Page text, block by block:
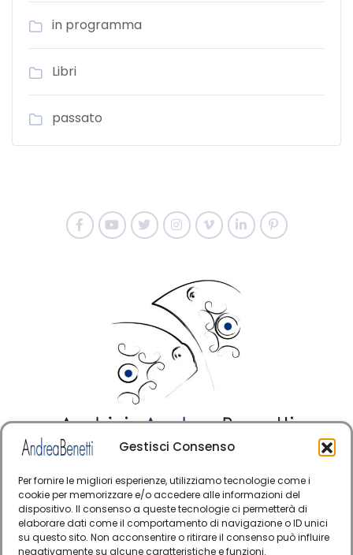
Gestisci Consenso
Per fornire le migliori esperienze, utilizziamo tecnologie come i
cookie per memorizzare e/o accedere alle informazioni del
dispositivo. Il consenso a queste tecnologie ci permetterà di
elaborare dati come il comportamento di navigazione o ID unici
su questo sito. Non acconsentire o ritirare il consenso può influire
negativamente su alcune caratteristiche e funzioni.
in programma
Libri
passato
© Copyright · Tutti i diritti riservati 2006 > 2025 · Arte
Contemporanea Italiana
Cookie Policy
Questo sito è protetto da reCAPTCHA e si applicano
la Privacy Policy e i Termini di servizio di Google